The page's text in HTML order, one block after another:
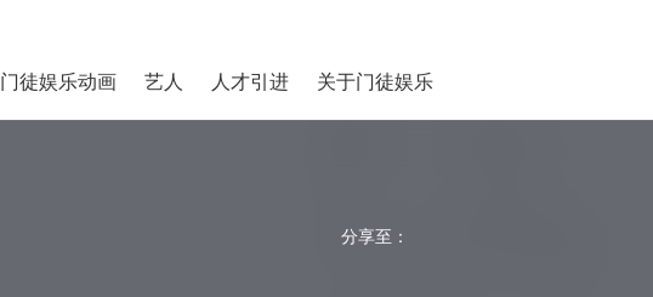
门徒娱乐动画 艺人 人才引进 关于门徒娱乐
分享至：